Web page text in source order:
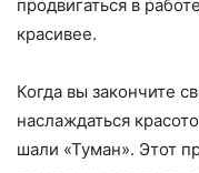
продвигаться в
красивее.
Когда вы закончите
наслаждаться
шали «Туман». Этот